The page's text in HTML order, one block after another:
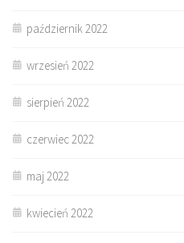
październik 2022
wrzesień 2022
sierpień 2022
czerwiec 2022
maj 2022
kwiecień 2022